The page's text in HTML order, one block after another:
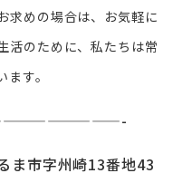
求めの場合は、お気軽に
活のために、私たちは常
す。
市字州崎13番地43